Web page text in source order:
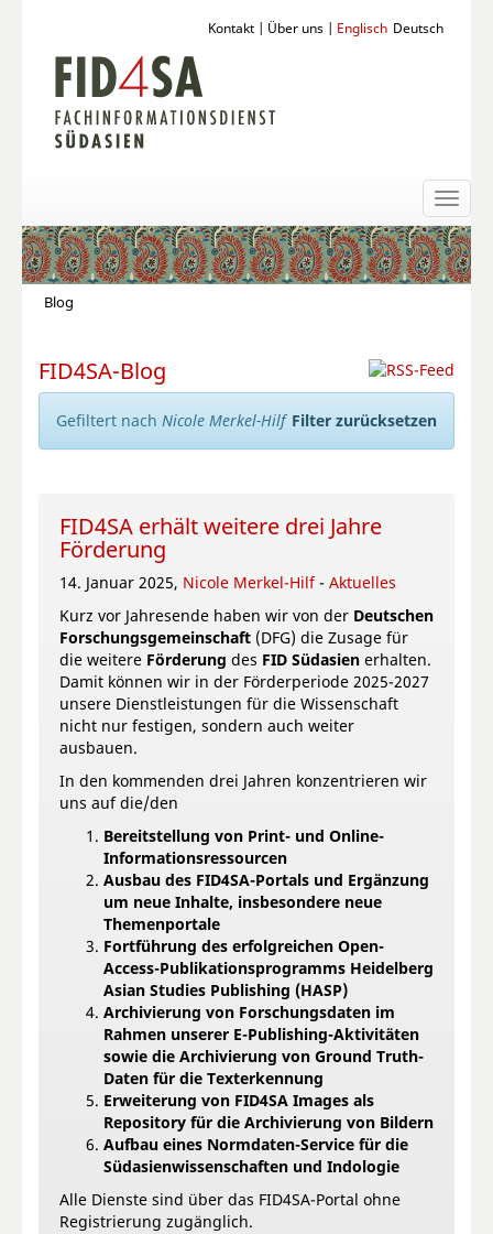
Deutsch
Englisch
Kontakt | Über uns |
Blog
FID4SA-Blog
Gefiltert nach Nicole Merkel-Hilf Filter zurücksetzen
FID4SA erhält weitere drei Jahre
Förderung
14. Januar 2025, Nicole Merkel-Hilf - Aktuelles
Kurz vor Jahresende haben wir von der Deutschen
Forschungsgemeinschaft (DFG) die Zusage für
die weitere Förderung des FID Südasien erhalten.
Damit können wir in der Förderperiode 2025-2027
unsere Dienstleistungen für die Wissenschaft
nicht nur festigen, sondern auch weiter
ausbauen.
In den kommenden drei Jahren konzentrieren wir
uns auf die/den
Bereitstellung von Print- und Online-
Informationsressourcen
Ausbau des FID4SA-Portals und Ergänzung
um neue Inhalte, insbesondere neue
Themenportale
Fortführung des erfolgreichen Open-
Access-Publikationsprogramms Heidelberg
Asian Studies Publishing (HASP)
Archivierung von Forschungsdaten im
Rahmen unserer E-Publishing-Aktivitäten
sowie die Archivierung von Ground Truth-
Daten für die Texterkennung
Erweiterung von FID4SA Images als
Repository für die Archivierung von Bildern
Aufbau eines Normdaten-Service für die
Südasienwissenschaften und Indologie
Alle Dienste sind über das FID4SA-Portal ohne
Registrierung zugänglich.